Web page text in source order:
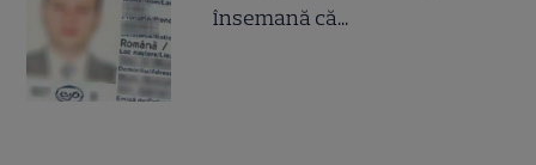
însemană că...